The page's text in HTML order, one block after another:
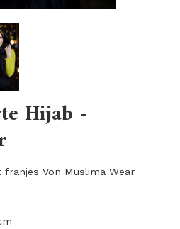
Hijab -
Von Muslima Wear